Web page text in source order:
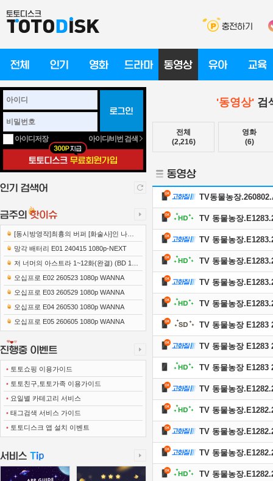
아이디저장 아이디/비번 검색
[동시방영작]최흉의 버퍼 [화술사]인 나는
세계 최강 클랜을 이끈다 E12 241219 108..
망각 배터리 E01 240415 1080p-NEXT
저 너머의 아스트라 1~12화(완결) (BD 192
0x1080 x265-10Bit FLACx2)
오십프로 E02 260523 1080p WANNA
오십프로 E03 260529 1080p WANNA
오십프로 E04 260530 1080p WANNA
오십프로 E05 260605 1080p WANNA
• 토토쇼핑 이용가이드
• 토토친구,토토가족 이용가이드
• 요일별 카테고리 서비스
• 태그검색 서비스 가이드
• 토토디스크 앱 설치 이벤트
'동영상' 검
전체
(2,216)
영화
(6)
TV동물농장
TV 동물농장
TV 동물농장
TV 동물농장
TV 동물농장
TV 동물농장
TV 동물농장 E1283
TV 동물농장 E1283
TV 동물농장 E1283
TV 동물농장
TV 동물농장
TV 동물농장
TV 동물농장
TV 동물농장